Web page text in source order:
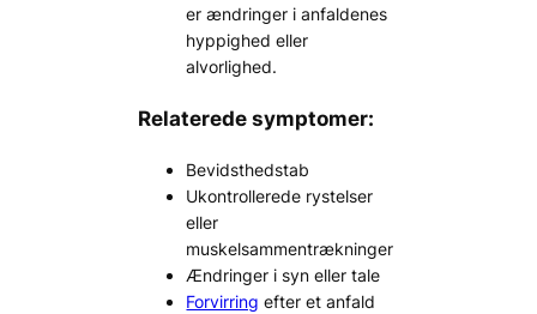
er ændringer i anfaldenes
hyppighed eller
alvorlighed.
Relaterede symptomer:
Bevidsthedstab
Ukontrollerede rystelser
eller
muskelsammentrækninger
Ændringer i syn eller tale
Forvirring efter et anfald